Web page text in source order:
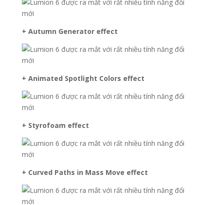
+ Autumn Generator effect
+ Animated Spotlight Colors effect
+ Styrofoam effect
+ Curved Paths in Mass Move effect